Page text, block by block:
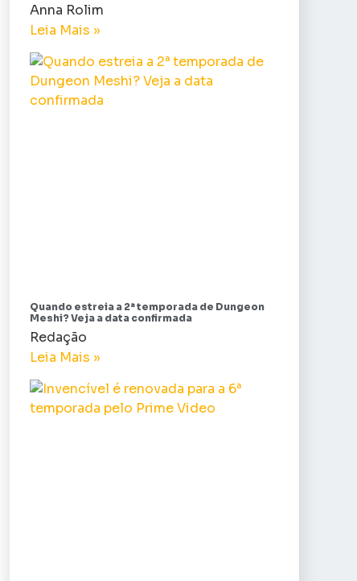
Anna Rolim
Leia Mais »
Quando estreia a 2ª temporada de Dungeon
Meshi? Veja a data confirmada
Redação
Leia Mais »